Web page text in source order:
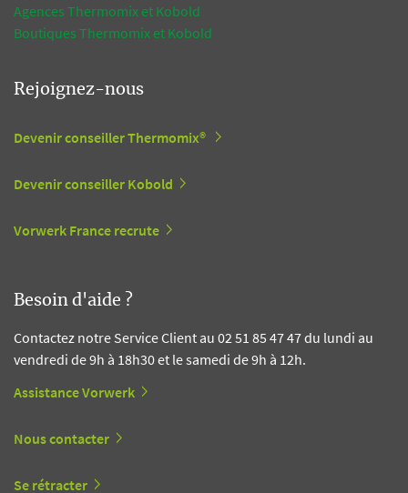
Agences Thermomix et Kobold
Boutiques Thermomix et Kobold
Rejoignez-nous
Devenir conseiller Thermomix®
Devenir conseiller Kobold
Vorwerk France recrute
Besoin d'aide ?
Contactez notre Service Client au 02 51 85 47 47 du lundi au
vendredi de 9h à 18h30 et le samedi de 9h à 12h.
Assistance Vorwerk
Nous contacter
Se rétracter